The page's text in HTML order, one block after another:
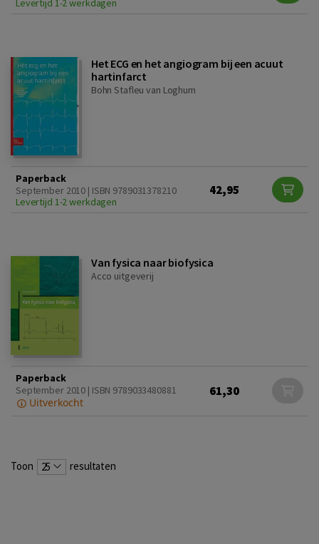
Levertijd 1-2 werkdagen
Het ECG en het angiogram bij een acuut
hartinfarct
Bohn Stafleu van Loghum
Paperback
September 2010 | ISBN 9789031378210
Levertijd 1-2 werkdagen
42,95
Van fysica naar biofysica
Acco uitgeverij
Paperback
September 2010 | ISBN 9789033480881
Uitverkocht
61,30
Toon 25 resultaten